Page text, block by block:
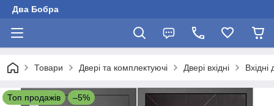
Два Бобра
Товари Двері та комплектуючі Двері вхідні
Топ продажів –5%